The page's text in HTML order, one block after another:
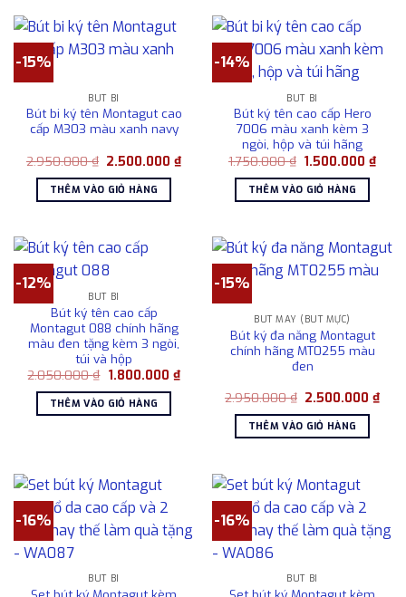
-15%
BÚT BI
Bút bi ký tên Montagut cao
cấp M303 màu xanh navy
2.950.000₫ Giá
là:
2.950.000 ₫.
2.500.000₫Giá
hiện
2.500.000 ₫.
THÊM VÀO GIỎ HÀNG
-14%
BÚT BI
Bút ký tên cao cấp Hero
7006 màu xanh kèm 3
ngòi, hộp và túi hãng
1.750.000₫ Giá
là:
1.750.000 ₫.
1.500.000₫Giá
hiện
THÊM VÀO GIỎ HÀNG
-12%
BÚT BI
Bút ký tên cao cấp
Montagut 088 chính hãng
màu đen tặng kèm 3 ngòi,
túi và hộp
2.050.000₫ Giá
là:
2.050.000 ₫.
1.800.000 ₫Giá
hiện
1.800.000 ₫.
THÊM VÀO GIỎ HÀNG
-15%
BÚT MÁY (BÚT MỰC)
Bút ký đa năng Montagut
chính hãng MT0255 màu
đen
2.950.000₫ Giá
là:
2.950.000 ₫.
2.500.000₫Giá
hiện
THÊM VÀO GIỎ HÀNG
-16%
BÚT BI
-16%
BÚT BI